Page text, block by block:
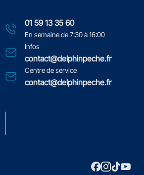
01 59 13 35 60
En semaine de 7:30 à 16:00
Infos
contact@delphinpeche.fr
Centre de service
contact@delphinpeche.fr